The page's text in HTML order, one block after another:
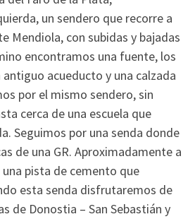
un sendero que recorre a
Mendiola, con subidas y bajadas
encontramos una fuente, los
antiguo acueducto y una calzada
por el mismo sendero, sin
cerca de una escuela que
Seguimos por una senda donde
de una GR. Aproximadamente a
pista de cemento que
esta senda disfrutaremos de
de Donostia – San Sebastián y